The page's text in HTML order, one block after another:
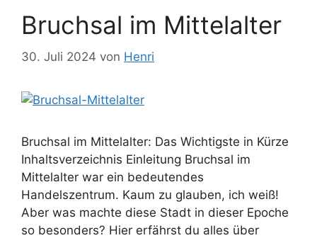
Bruchsal im Mittelalter
30. Juli 2024 von Henri
Bruchsal im Mittelalter: Das Wichtigste in Kürze
Inhaltsverzeichnis Einleitung Bruchsal im
Mittelalter war ein bedeutendes
Handelszentrum. Kaum zu glauben, ich weiß!
Aber was machte diese Stadt in dieser Epoche
so besonders? Hier erfährst du alles über